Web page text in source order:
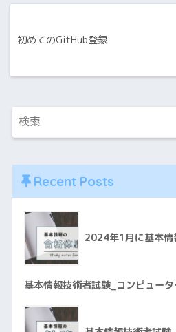
初めてのGitHub登録
Recent Posts
2024年1月に基本情
基本情報技術者試験_コンピュー